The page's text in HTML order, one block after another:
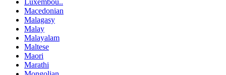
Luxembou..
Macedonian
Malagasy
Malay
Malayalam
Maltese
Maori
Marathi